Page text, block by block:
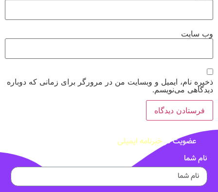
وب‌ سایت
ذخیره نام، ایمیل و وبسایت من در مرورگر برای زمانی که دوباره
دیدگاهی می‌نویسم.
عضویت در خبرنامه ایمیلی
نام شما